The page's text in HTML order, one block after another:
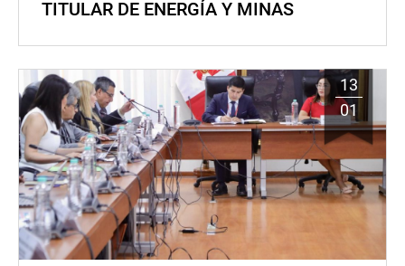
TITULAR DE ENERGÍA Y MINAS
13
01